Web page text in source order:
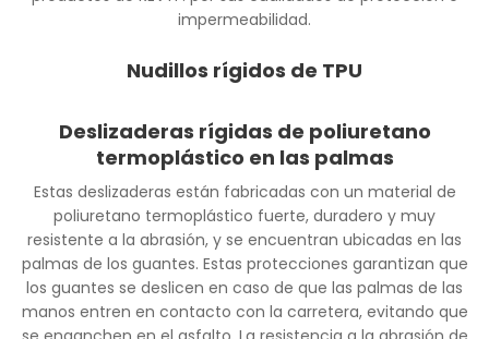
impermeabilidad.
Nudillos rígidos de TPU
Deslizaderas rígidas de poliuretano
termoplástico en las palmas
Estas deslizaderas están fabricadas con un material de
poliuretano termoplástico fuerte, duradero y muy
resistente a la abrasión, y se encuentran ubicadas en las
palmas de los guantes. Estas protecciones garantizan que
los guantes se deslicen en caso de que las palmas de las
manos entren en contacto con la carretera, evitando que